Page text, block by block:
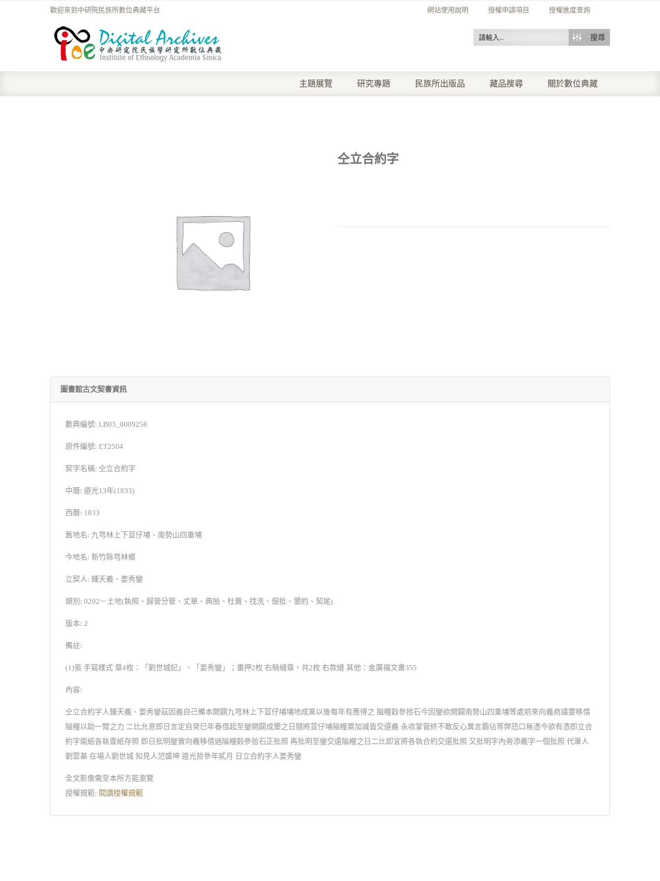
網站使用說明 授權申請項目 授權進度查詢
歡迎來到中研院民族所數位典藏平台
搜尋
主題展覽 研究專題 民族所出版品 藏品搜尋 關於數位典藏
仝立合約字
圖書館古文契書資訊
數典編號: LB03_0009258
原件編號: ET2504
契字名稱: 仝立合約字
中曆: 道光13年(1833)
西曆: 1833
舊地名: 九芎林上下荳仔埔、南勢山四重埔
今地名: 新竹縣芎林鄉
立契人: 鍾天義、姜秀鑾
類別: 0202－土地(執照、歸管分管、丈單、典胎、杜賣、找洗、佃批、墾約、契尾)
版本: 2
備註:
(1)張 手寫樣式 章4枚：「劉世城記」、「姜秀鑾」；畫押2枚 右騎縫章，共2枚 右款縫 其他：金廣福文書355
內容:
仝立合約字人鍾天義、姜秀鑾茲因義自己備本開闢九芎林上下荳仔埔埔地成業以後每年有應得之 隘糧穀參拾石今因鑾欲開闢南勢山四重埔等處前來向義商議要移借
隘糧以助一臂之力 二比允意即日言定自癸巳年春借起至鑾開闢成墾之日隨將荳仔埔隘糧粟加減皆交還義 永收掌管終不敢反心異言霸佔等弊恐口無憑今欲有憑即立合
約字兩紙各執壹紙存照 即日批明鑾實向義移借過隘糧穀參拾石正批照 再批明至鑾交還隘糧之日二比即宜將各執合約交還批照 又批明字內旁添義字一個批照 代筆人
劉雲基 在場人劉世城 知見人范盛坤 道光拾參年貳月 日立合約字人姜秀鑾
全文影像需至本所方能瀏覽
授權規範: 閱讀授權規範